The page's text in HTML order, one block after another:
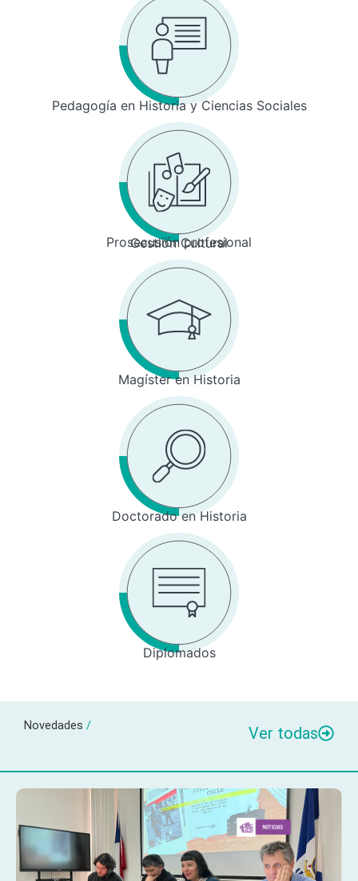
Pedagogía en Historia y Ciencias Sociales
Prosecusión profesional
Gestión Cultural
Magíster en Historia
Doctorado en Historia
Diplomados
Novedades / Ver todas